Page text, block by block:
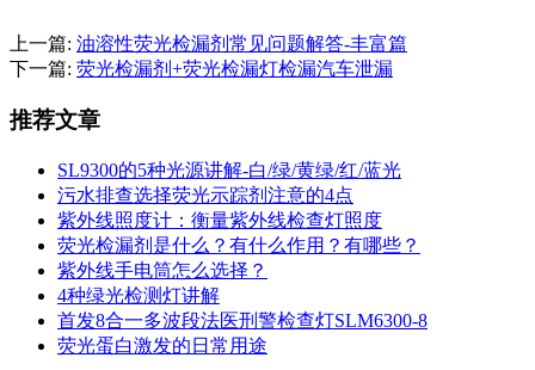
上一篇: 油溶性荧光检漏剂常见问题解答-丰富篇
下一篇: 荧光检漏剂+荧光检漏灯检漏汽车泄漏
推荐文章
SL9300的5种光源讲解-白/绿/黄绿/红/蓝光
污水排查选择荧光示踪剂注意的4点
紫外线照度计：衡量紫外线检查灯照度
荧光检漏剂是什么？有什么作用？有哪些？
紫外线手电筒怎么选择？
4种绿光检测灯讲解
首发8合一多波段法医刑警检查灯SLM6300-8
荧光蛋白激发的日常用途